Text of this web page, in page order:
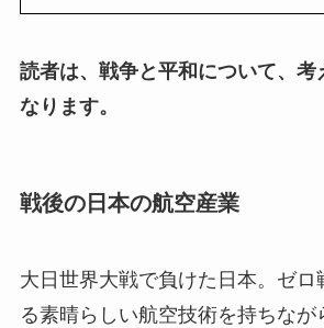
読者は、戦争と平和について、考
なります。
戦後の日本の航空産業
大日世界大戦で負けた日本。ゼロ
る素晴らしい航空技術を持ちなが